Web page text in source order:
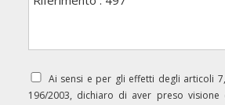
Ai sensi e per gli effetti degli articoli
196/2003, dichiaro di aver preso visione